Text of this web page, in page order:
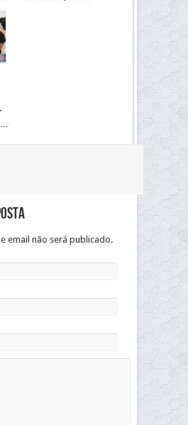
email não será publicado.